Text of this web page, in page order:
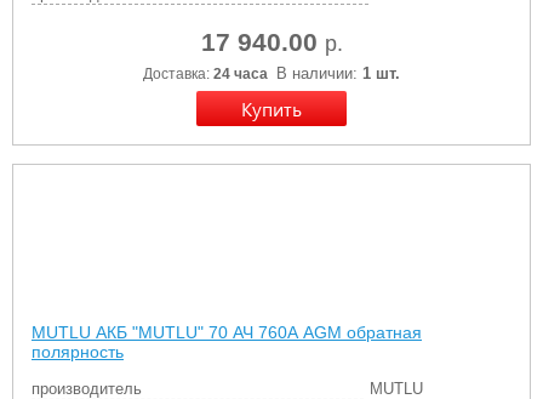
17 940.00 р.
Доставка: 24 часа В наличии: 1 шт.
MUTLU АКБ "MUTLU" 70 АЧ 760А AGM обратная
полярность
производитель MUTLU